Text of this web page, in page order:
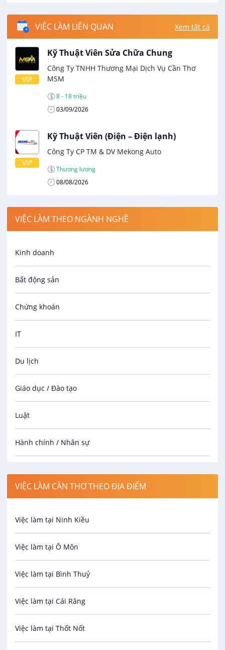
VIỆC LÀM LIÊN QUAN Xem tất cả
VIP
Kỹ Thuật Viên Sửa Chữa Chung
Công Ty TNHH Thương Mại Dịch Vụ Cần Thơ
MSM
8 - 18 triệu
03/09/2026
VIP
Kỹ Thuật Viên (Điện – Điện lạnh)
Công Ty CP TM & DV Mekong Auto
Thương lượng
08/08/2026
VIỆC LÀM THEO NGÀNH NGHỀ
Kinh doanh
Bất động sản
Chứng khoán
IT
Du lịch
Giáo dục / Đào tạo
Luật
Hành chính / Nhân sự
Spa
Bảo Vệ
An toàn lao động
Bảo hiểm
Biên phiên dịch
Bưu chính viễn thông
VIỆC LÀM CẦN THƠ THEO ĐỊA ĐIỂM
Việc làm tại Ninh Kiều
Việc làm tại Ô Môn
Việc làm tại Bình Thuỷ
Việc làm tại Cái Răng
Việc làm tại Thốt Nốt